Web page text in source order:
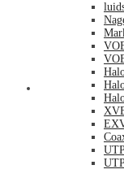
Mijn account